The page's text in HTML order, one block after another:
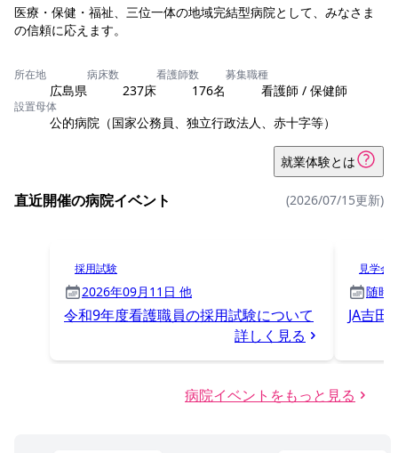
医療・保健・福祉、三位一体の地域完結型病院として、みなさま
の信頼に応えます。
所在地
広島県
病床数
237床
看護師数
176名
募集職種
看護師 / 保健師
設置母体
公的病院（国家公務員、独立行政法人、赤十字等）
就業体験とは
直近開催の病院イベント (2026/07/15更新)
採用試験
2026年09月11日 他
令和9年度看護職員の採用試験について
詳しく見る
見学会
随時
JA吉
病院イベントをもっと見る